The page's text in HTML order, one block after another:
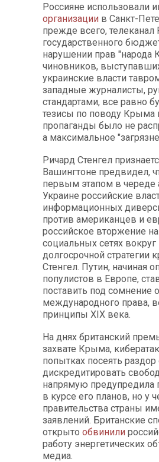
Россияне использовали
организации в Санкт-
прежде всего,
государственного
нарушении прав "народа
чиновников,
украинские власти
западные журналисты,
стандартами, все равно
тезисы по поводу
пропаганды было не
а максимальное
Ричард Стенгел
Вашингтоне предвидел,
первым этапом в
Украине российские
информационных
против американцев и
российское вторжение
социальных сетях
долгосрочной стратегии
Стенгел. Путин,
популистов в Европе,
поставить под
международного права,
принципы XIX века.
На днях британский
захвате Крыма,
попытках посеять
дискредитировать
напрямую предупредила
в курсе его планов, но у
правительства страны
заявлений. Британские
открыто обвинили
работу энергетических
медиа.